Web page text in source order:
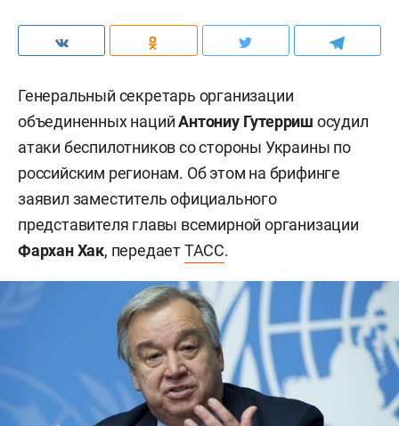
Генеральный секретарь организации
объединенных нацийАнтониу Гутерриш осудил
атаки беспилотников со стороны Украины по
российским регионам. Об этом на брифинге
заявил заместитель официального
представителя главы всемирной организации
Фархан Хак, передаетТАСС.